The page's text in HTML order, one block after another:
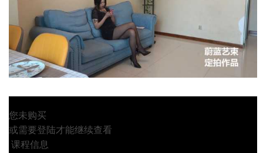
您未购买
或需要登陆才能继续查看
课程信息